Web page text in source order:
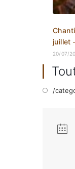
juillet
20/07/
/